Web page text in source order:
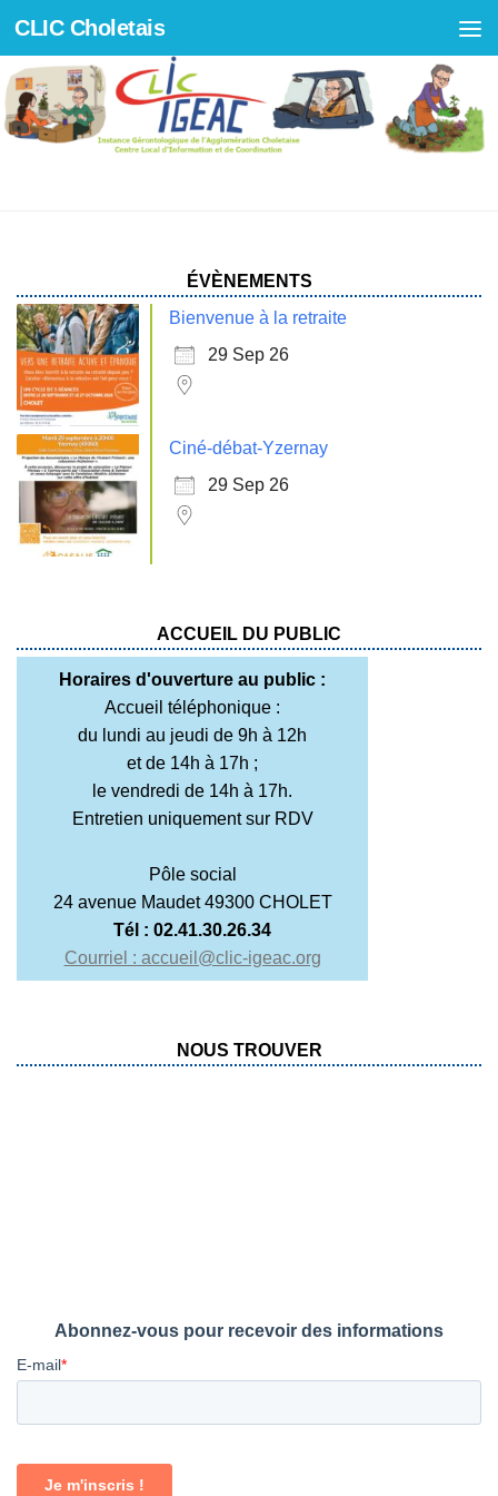
Skip to content
CLIC Choletais
ÉVÈNEMENTS
Bienvenue à la retraite
29 Sep 26
Ciné-débat-Yzernay
29 Sep 26
ACCUEIL DU PUBLIC
Horaires d'ouverture au public :
Accueil téléphonique :
du lundi au jeudi de 9h à 12h
et de 14h à 17h ;
le vendredi de 14h à 17h.
Entretien uniquement sur RDV
Pôle social
24 avenue Maudet 49300 CHOLET
Tél : 02.41.30.26.34
Courriel : accueil@clic-igeac.org
NOUS TROUVER